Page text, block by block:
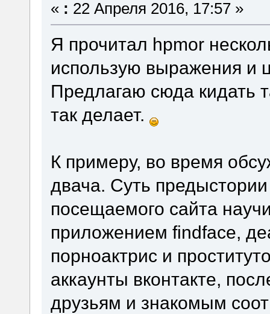
« : 22 Апреля 2016, 17:57 »
Я прочитал hpmor
использую выражения и
Предлагаю сюда кидать
так делает.
К примеру, во время
двача. Суть
посещаемого сайта
приложением findface,
порноактрис и
аккаунты вконтакте,
друзьям и знакомым